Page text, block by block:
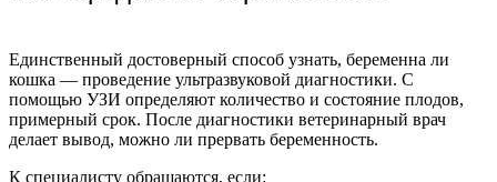
Единственный достоверный способ узнать, беременна ли
кошка — проведение ультразвуковой диагностики. С
помощью УЗИ определяют количество и состояние плодов,
примерный срок. После диагностики ветеринарный врач
делает вывод, можно ли прервать беременность.
К специалисту обращаются, если: